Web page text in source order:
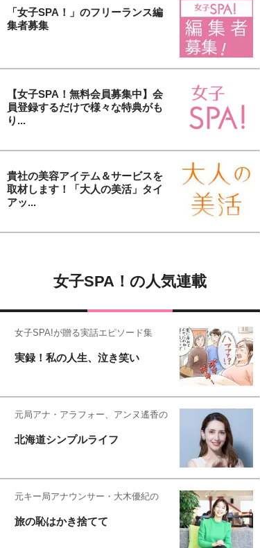
「女子SPA！」のフリーランス編
集者募集
【女子SPA！無料会員募集中】会
員登録するだけで様々な特典がも
り...
貴社の美容アイテム＆サービスを
取材します！「大人の美活」タイ
アッ...
女子SPA！の人気連載
女子SPA!が贈る実話エピソード集
実録！私の人生、泣き笑い
元局アナ・アラフォー、アンヌ遙香の
北海道シンプルライフ
元キー局アナウンサー・大木優紀の
旅の恥はかき捨てて